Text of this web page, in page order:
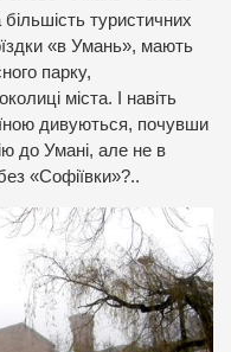
туристичних
«в Умань», мають
парку,
міста. І навіть
дивуються, почувши
до Умані, але не в
«Софіївки»?..